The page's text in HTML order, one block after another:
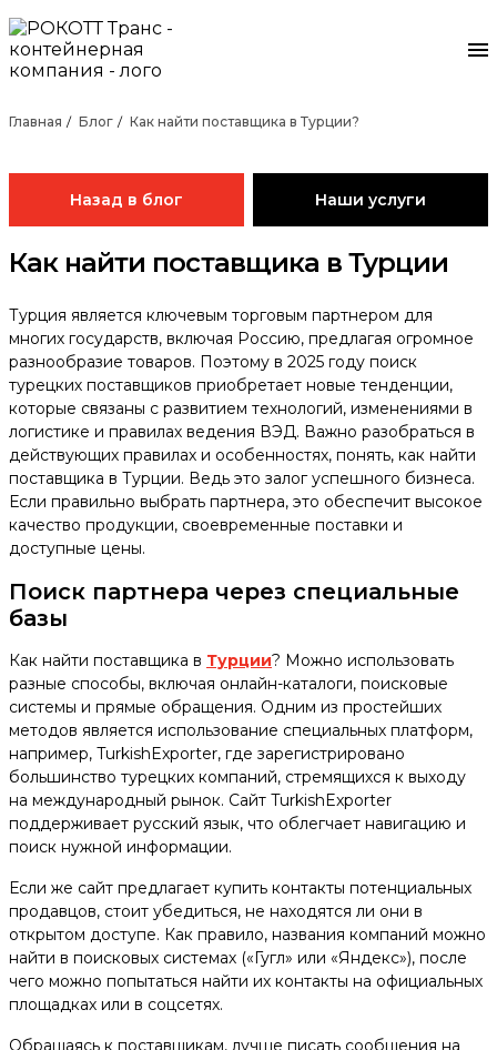
Главная Блог Как найти поставщика в Турции?
Назад в блог Наши услуги
Как найти поставщика в Турции
Турция является ключевым торговым партнером для
многих государств, включая Россию, предлагая огромное
разнообразие товаров. Поэтому в 2025 году поиск
турецких поставщиков приобретает новые тенденции,
которые связаны с развитием технологий, изменениями в
логистике и правилах ведения ВЭД. Важно разобраться в
действующих правилах и особенностях, понять, как найти
поставщика в Турции. Ведь это залог успешного бизнеса.
Если правильно выбрать партнера, это обеспечит высокое
качество продукции, своевременные поставки и
доступные цены.
Поиск партнера через специальные
базы
Как найти поставщика в Турции? Можно использовать
разные способы, включая онлайн-каталоги, поисковые
системы и прямые обращения. Одним из простейших
методов является использование специальных платформ,
например, TurkishExporter, где зарегистрировано
большинство турецких компаний, стремящихся к выходу
на международный рынок. Сайт TurkishExporter
поддерживает русский язык, что облегчает навигацию и
поиск нужной информации.
Если же сайт предлагает купить контакты потенциальных
продавцов, стоит убедиться, не находятся ли они в
открытом доступе. Как правило, названия компаний можно
найти в поисковых системах («Гугл» или «Яндекс»), после
чего можно попытаться найти их контакты на официальных
площадках или в соцсетях.
Обращаясь к поставщикам, лучше писать сообщения на